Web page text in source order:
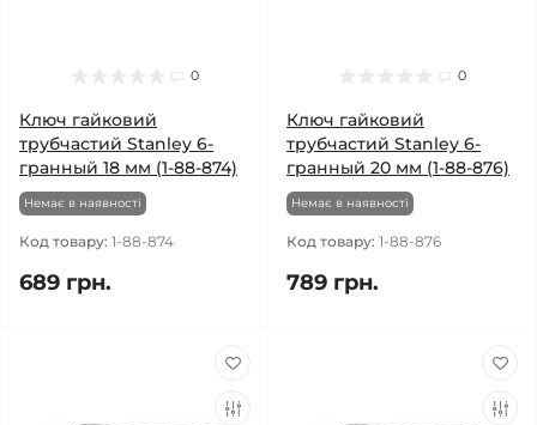
0
Ключ гайковий
трубчастий Stanley 6-
гранный 18 мм (1-88-874)
Немає в наявності
Код товару: 1-88-874
689 грн.
0
Ключ гайковий
трубчастий Stanley 6-
гранный 20 мм (1-88-876)
Немає в наявності
Код товару: 1-88-876
789 грн.